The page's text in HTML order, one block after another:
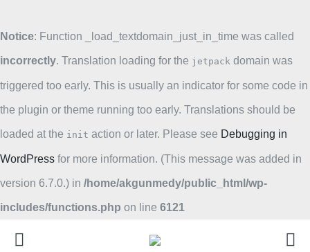
Notice: Function _load_textdomain_just_in_time was called
incorrectly. Translation loading for the jetpack domain was
triggered too early. This is usually an indicator for some code in
the plugin or theme running too early. Translations should be
loaded at the init action or later. Please see Debugging in
WordPress for more information. (This message was added in
version 6.7.0.) in /home/akgunmedy/public_html/wp-
includes/functions.php on line 6121